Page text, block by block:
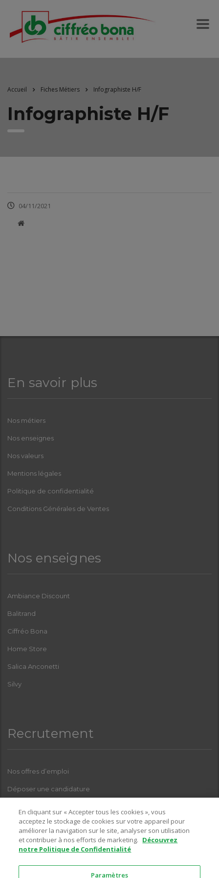
Accueil Fiches Métiers Infographiste H/F
Infographiste H/F
04/11/2021
En savoir plus
Nos métiers
Nos enseignes
Nos valeurs
Mentions légales
Politique de confidentialité
Conditions Générales de Ventes
Nos enseignes
Ambiance Discount
Balitrand
Ciffréo Bona
Home Store
Salica Anconetti
Silvy
Recrutement
Nos offres d’emploi
Déposer une candidature
Pour toutes questions relatives à l’une de nos enseignes, sur la
partie recrutement, vous pouvez nous contacter sur l’adresse email
suivante :
En cliquant sur « Accepter tous les cookies », vous
acceptez le stockage de cookies sur votre appareil pour
améliorer la navigation sur le site, analyser son utilisation
et contribuer à nos efforts de marketing. Découvrez
notre Politique de Confidentialité
Paramètres